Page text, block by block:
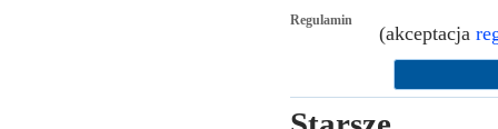
Regulamin
(akceptacja